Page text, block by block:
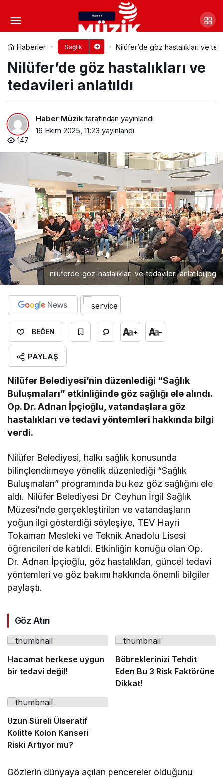
Haberler Sağlık Nilüfer’de göz hastalıkları ve
Nilüfer’de göz hastalıkları ve
tedavileri anlatıldı
Haber Müzik tarafından yayınlandı
16 Ekim 2025, 11:23 yayınlandı
147
niluferde-goz-hastaliklari-ve-tedavileri-anlatildi.jpg
BEĞEN + -
PAYLAŞ
Nilüfer Belediyesi’nin düzenlediği “Sağlık
Buluşmaları” etkinliğinde göz sağlığı ele alındı.
Op. Dr. Adnan İpçioğlu, vatandaşlara göz
hastalıkları ve tedavi yöntemleri hakkında bilgi
verdi.
Nilüfer Belediyesi, halkı sağlık konusunda
bilinçlendirmeye yönelik düzenlediği “Sağlık
Buluşmaları” programında bu kez göz sağlığını ele
aldı. Nilüfer Belediyesi Dr. Ceyhun İrgil Sağlık
Müzesi’nde gerçekleştirilen ve vatandaşların
yoğun ilgi gösterdiği söyleşiye, TEV Hayri
Tokaman Mesleki ve Teknik Anadolu Lisesi
öğrencileri de katıldı. Etkinliğin konuğu olan Op.
Dr. Adnan İpçioğlu, göz hastalıkları, güncel tedavi
yöntemleri ve göz bakımı hakkında önemli bilgiler
paylaştı.
Göz Atın
Hacamat herkese uygun
bir tedavi değil!
Böbreklerinizi Tehdit
Eden Bu 3 Risk Faktörüne
Dikkat!
Uzun Süreli Ülseratif
Kolitte Kolon Kanseri
Riski Artıyor mu?
Gözlerin dünyaya açılan pencereler olduğunu
Memorial Göztepe Hastanesi
Yorum Yap